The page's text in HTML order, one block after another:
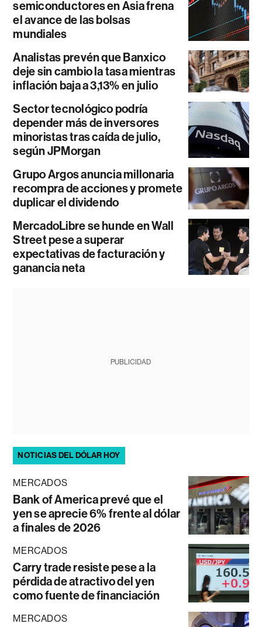
semiconductores en Asia frena
el avance de las bolsas
mundiales
Analistas prevén que Banxico
deje sin cambio la tasa mientras
inflación baja a 3,13% en julio
Sector tecnológico podría
depender más de inversores
minoristas tras caída de julio,
según JPMorgan
Grupo Argos anuncia millonaria
recompra de acciones y promete
duplicar el dividendo
MercadoLibre se hunde en Wall
Street pese a superar
expectativas de facturación y
ganancia neta
PUBLICIDAD
NOTICIAS DEL DÓLAR HOY
MERCADOS
Bank of America prevé que el
yen se aprecie 6% frente al dólar
a finales de 2026
MERCADOS
Carry trade resiste pese a la
pérdida de atractivo del yen
como fuente de financiación
MERCADOS